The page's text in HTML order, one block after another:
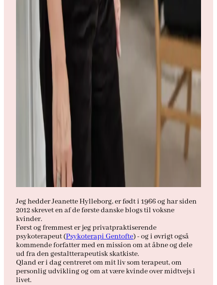
Jeg hedder Jeanette Hylleborg, er født i 1966 og har siden
2012 skrevet en af de første danske blogs til voksne
kvinder.
Først og fremmest er jeg privatpraktiserende
psykoterapeut (Psykoterapi Gentofte) - og i øvrigt også
kommende forfatter med en mission om at åbne og dele
ud fra den gestaltterapeutisk skatkiste.
Qland er i dag centreret om mit liv som terapeut, om
personlig udvikling og om at være kvinde over midtvejs i
livet.